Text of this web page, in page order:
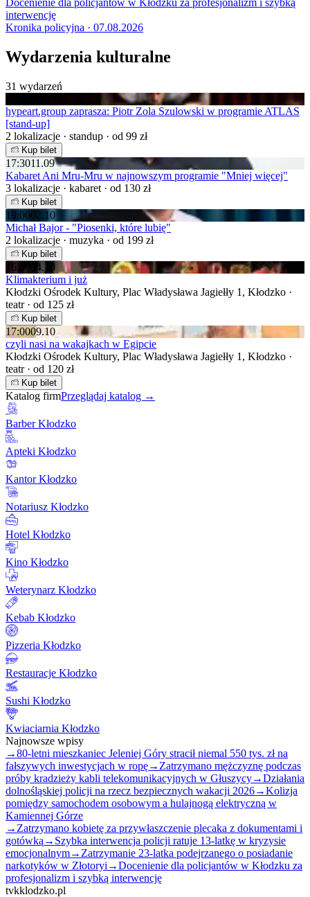
interwencję
Kronika policyjna · 07.08.2026
Wydarzenia kulturalne
31 wydarzeń
hypeart.group zaprasza: Piotr Zola Szulowski w programie ATLAS
[stand-up]
2 lokalizacje · standup · od 99 zł
Kup bilet
17:3011.09
Kabaret Ani Mru-Mru w najnowszym programie "Mniej więcej"
3 lokalizacje · kabaret · od 130 zł
Kup bilet
19:0002.10
Michał Bajor - "Piosenki, które lubię"
2 lokalizacje · muzyka · od 199 zł
Kup bilet
16:00
04.10
Klimakterium i już
Kłodzki Ośrodek Kultury, Plac Władysława Jagiełły 1, Kłodzko ·
teatr · od 125 zł
Kup bilet
17:0009.10
czyli nasi na wakajkach w Egipcie
Kłodzki Ośrodek Kultury, Plac Władysława Jagiełły 1, Kłodzko ·
teatr · od 120 zł
Kup bilet
Katalog firmPrzeglądaj katalog →
Barber Kłodzko
Apteki Kłodzko
Kantor Kłodzko
Notariusz Kłodzko
Hotel Kłodzko
Kino Kłodzko
Weterynarz Kłodzko
Kebab Kłodzko
Pizzeria Kłodzko
Restauracje Kłodzko
Sushi Kłodzko
Kwiaciarnia Kłodzko
Najnowsze wpisy
→80-letni mieszkaniec Jeleniej Góry stracił niemal 550 tys. zł na
fałszywych inwestycjach w ropę→ Zatrzymano mężczyznę podczas
próby kradzieży kabli telekomunikacyjnych w Głuszycy→Działania
dolnośląskiej policji na rzecz bezpiecznych wakacji 2026→Kolizja
pomiędzy samochodem osobowym a hulajnogą elektryczną w
Kamiennej Górze
→ Zatrzymano kobietę za przywłaszczenie plecaka z dokumentami i
gotówką → Szybka interwencja policji ratuje 13-latkę w kryzysie
emocjonalnym→ Zatrzymanie 23-latka podejrzanego o posiadanie
narkotyków w Złotoryi →Docenienie dla policjantów w Kłodzku za
profesjonalizm i szybką interwencję
tvkklodzko.pl